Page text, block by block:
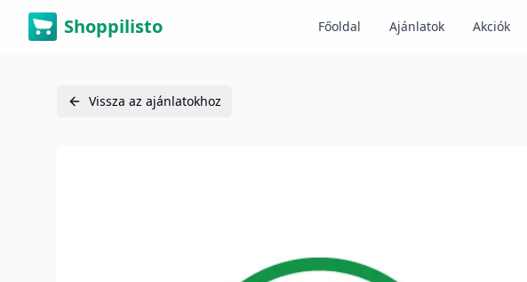
Shoppilisto Főoldal Ajánlatok Akciók
Vissza az ajánlatokhoz